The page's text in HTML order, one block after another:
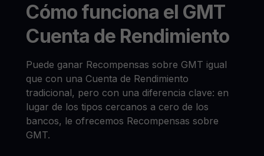
Cómo funciona el GMT
Cuenta de Rendimiento
Puede ganar Recompensas sobre GMT igual
que con una Cuenta de Rendimiento
tradicional, pero con una diferencia clave: en
lugar de los tipos cercanos a cero de los
bancos, le ofrecemos Recompensas sobre
GMT.